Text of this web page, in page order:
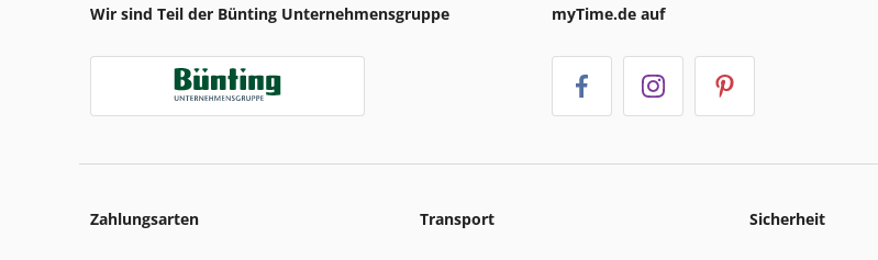
Wir sind Teil der Bünting Unternehmensgruppe myTime.de auf
Zahlungsarten Transport Sicherheit